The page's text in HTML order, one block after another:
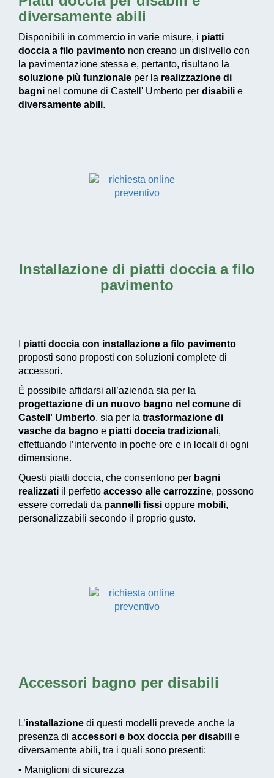
diversamente abili
Disponibili in commercio in varie misure, i piatti
doccia a filo pavimento non creano un dislivello con
la pavimentazione stessa e, pertanto, risultano la
soluzione più funzionale per la realizzazione di
bagni nel comune di Castell' Umberto per disabili e
diversamente abili.
Installazione di piatti doccia a filo
pavimento
piatti doccia con installazione a filo pavimento
proposti sono proposti con soluzioni complete di
accessori.
È possibile affidarsi all’azienda sia per la
progettazione di un nuovo bagno nel comune di
Castell' Umberto, sia per la trasformazione di
vasche da bagno e piatti doccia tradizionali,
effettuando l’intervento in poche ore e in locali di ogni
dimensione.
Questi piatti doccia, che consentono per bagni
realizzati il perfetto accesso alle carrozzine, possono
essere corredati da pannelli fissi oppure mobili,
personalizzabili secondo il proprio gusto.
Accessori bagno per disabili
L’installazione di questi modelli prevede anche la
presenza di accessori e box doccia per disabili e
diversamente abili, tra i quali sono presenti:
• Maniglioni di sicurezza